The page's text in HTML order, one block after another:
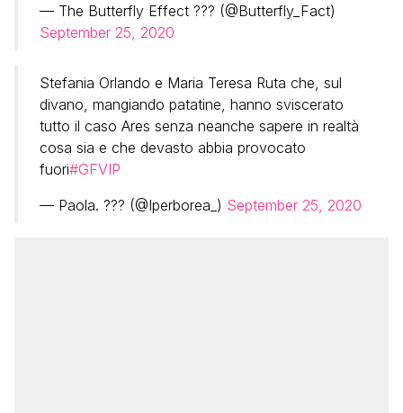
— The Butterfly Effect ??? (@Butterfly_Fact)
September 25, 2020
Stefania Orlando e Maria Teresa Ruta che, sul
divano, mangiando patatine, hanno sviscerato
tutto il caso Ares senza neanche sapere in realtà
cosa sia e che devasto abbia provocato
fuori#GFVIP
— Paola. ??? (@Iperborea_) September 25, 2020